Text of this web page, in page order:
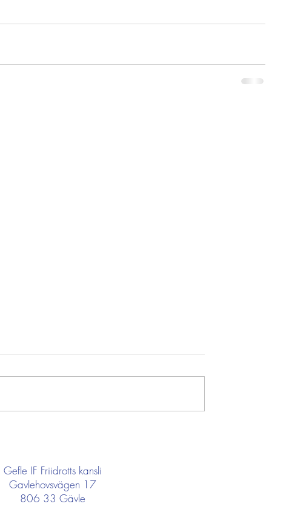
Sommaruppehåll
Gefle IF Friidrotts kansli
Gavlehovsvägen 17
806 33 Gävle